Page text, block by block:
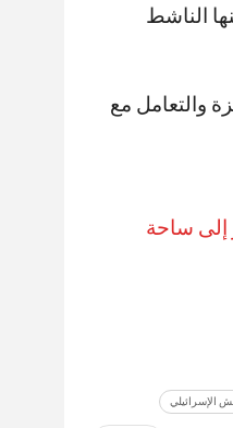
الناشط
والتعامل مع
إلى ساحة
الإسرائيلي